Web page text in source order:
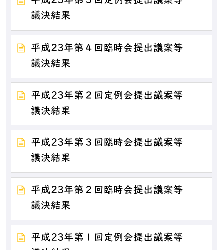
議決結果
平成23年第４回臨時会提出議案等
議決結果
平成23年第２回定例会提出議案等
議決結果
平成23年第３回臨時会提出議案等
議決結果
平成23年第２回臨時会提出議案等
議決結果
平成23年第１回定例会提出議案等